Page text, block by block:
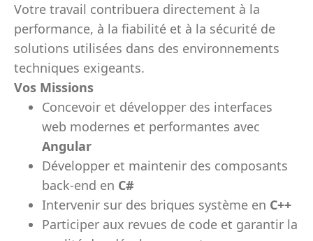
Votre travail contribuera directement à la
performance, à la fiabilité et à la sécurité de
solutions utilisées dans des environnements
techniques exigeants.
Vos Missions
Concevoir et développer des interfaces
web modernes et performantes avec
Angular
Développer et maintenir des composants
back-end en C#
Intervenir sur des briques système en C++
Participer aux revues de code et garantir la